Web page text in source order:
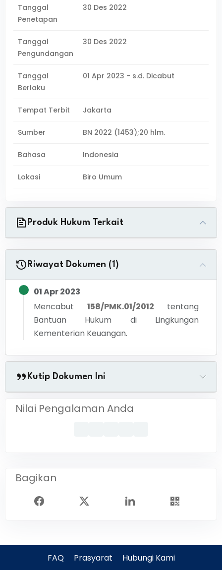
Tanggal
Penetapan
30 Des 2022
Tanggal
Pengundangan
30 Des 2022
Tanggal
Berlaku
01 Apr 2023 - s.d. Dicabut
Tempat Terbit Jakarta
Sumber BN 2022 (1453);20 hlm.
Bahasa Indonesia
Lokasi Biro Umum
Produk Hukum Terkait
Riwayat Dokumen (1)
01 Apr 2023
Mencabut
158/PMK.01/2012
tentang
Bantuan Hukum di Lingkungan
Kementerian Keuangan.
Kutip Dokumen Ini
Nilai Pengalaman Anda
Bagikan
FAQ Prasyarat Hubungi Kami